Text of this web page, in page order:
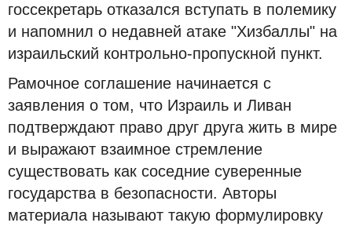
госсекретарь отказался вступать в полемику
и напомнил о недавней атаке "Хизбаллы" на
израильский контрольно-пропускной пункт.
Рамочное соглашение начинается с
заявления о том, что Израиль и Ливан
подтверждают право друг друга жить в мире
и выражают взаимное стремление
существовать как соседние суверенные
государства в безопасности. Авторы
материала называют такую формулировку